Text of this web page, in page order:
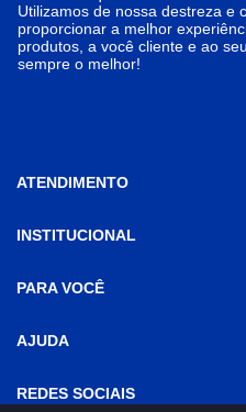
Utilizamos de nossa destreza e
proporcionar a melhor
produtos, a você cliente e ao
sempre o melhor!
ATENDIMENTO
Sábado das 8h às 12h
(31) 3611-8200 Loja
INSTITUCIONAL
Nossas Lojas
Programa de
Relacionamento
Trabalhe Conosco
PARA VOCÊ
Minha conta
Revistas
AJUDA
Dúvidas
Frequentes
REDES SOCIAIS